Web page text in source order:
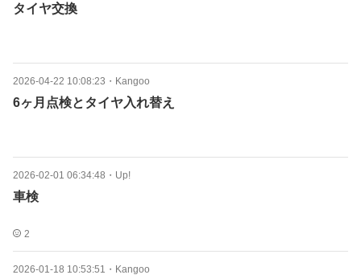
タイヤ交換
2026-04-22 10:08:23 ・ Kangoo
6ヶ月点検とタイヤ入れ替え
2026-02-01 06:34:48 ・ Up!
車検
2
2026-01-18 10:53:51 ・ Kangoo